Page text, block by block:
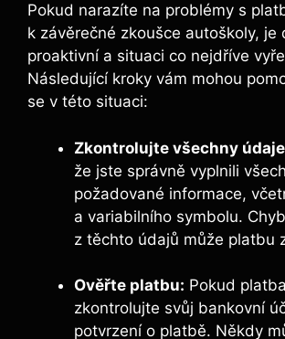
Pokud narazíte⁣ na problémy s‌
k závěrečné zkoušce autoškoly, je
proaktivní a situaci co nejdříve
Následující kroky vám mohou
se v této situaci:
Zkontrolujte všechny
že jste správně ⁣vyplnili
požadované informace,
a variabilního symbolu.⁢
z těchto údajů může platbu
Ověřte platbu: Pokud
zkontrolujte svůj ​bankovní⁣
potvrzení⁢ o⁢ platbě. Někdy